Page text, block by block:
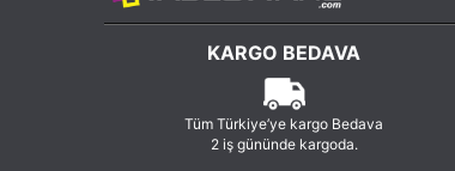
KARGO BEDAVA
Tüm Türkiye’ye kargo Bedava
2 iş gününde kargoda.